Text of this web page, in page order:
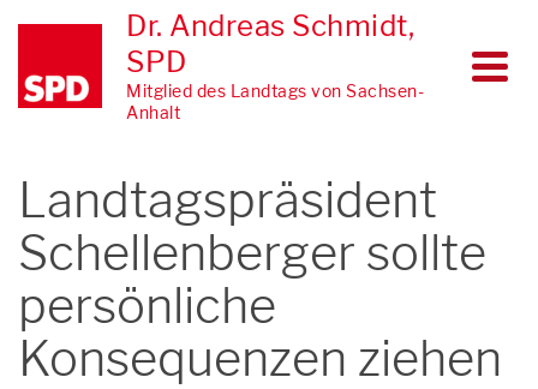
Dr. Andreas Schmidt,
SPD
Mitglied des Landtags von Sachsen-
Anhalt
Landtagspräsident
Schellenberger sollte
persönliche
Konsequenzen ziehen